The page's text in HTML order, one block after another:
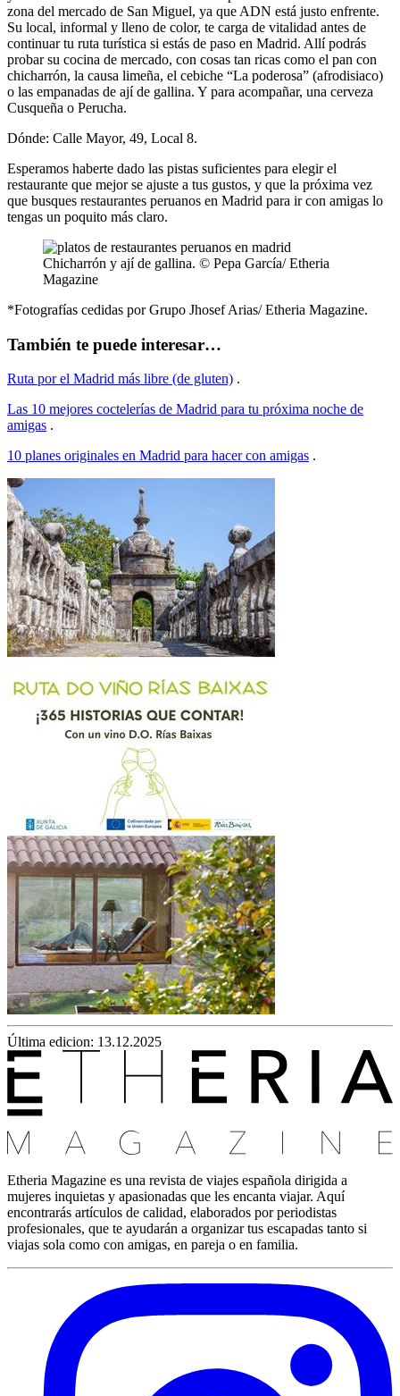
zona del mercado de San Miguel, ya que ADN está justo enfrente.
Su local, informal y lleno de color, te carga de vitalidad antes de
continuar tu ruta turística si estás de paso en Madrid. Allí podrás
probar su cocina de mercado, con cosas tan ricas como el pan con
chicharrón, la causa limeña, el cebiche “La poderosa” (afrodisiaco)
o las empanadas de ají de gallina. Y para acompañar, una cerveza
Cusqueña o Perucha.
Dónde: Calle Mayor, 49, Local 8.
Esperamos haberte dado las pistas suficientes para elegir el
restaurante que mejor se ajuste a tus gustos, y que la próxima vez
que busques restaurantes peruanos en Madrid para ir con amigas lo
tengas un poquito más claro.
Chicharrón y ají de gallina. © Pepa García/ Etheria
Magazine
*Fotografías cedidas por Grupo Jhosef Arias/ Etheria Magazine.
También te puede interesar…
Ruta por el Madrid más libre (de gluten) .
Las 10 mejores coctelerías de Madrid para tu próxima noche de
amigas .
10 planes originales en Madrid para hacer con amigas .
Última edicion: 13.12.2025
Etheria Magazine es una revista de viajes española dirigida a
mujeres inquietas y apasionadas que les encanta viajar. Aquí
encontrarás artículos de calidad, elaborados por periodistas
profesionales, que te ayudarán a organizar tus escapadas tanto si
viajas sola como con amigas, en pareja o en familia.